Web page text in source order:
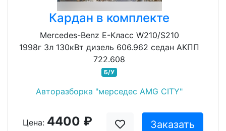
Кардан в комплекте
Mercedes-Benz E-Класс W210/S210
1998г 3л 130кВт дизель 606.962 седан АКПП
722.608
Б/У
Авторазборка "мерседес AMG CITY"
Цена: 4400 ₽ Заказать